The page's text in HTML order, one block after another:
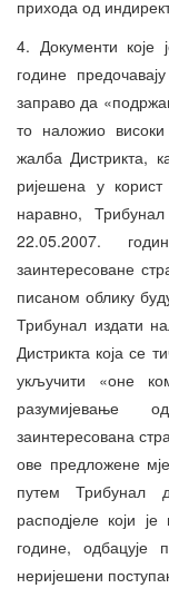
прихода од
4. Документи које
године
заправо да
то наложио
жалба Дистрикта,
ријешена у
наравно,
22.05.2007.
заинтересоване
писаном облику
Трибунал издати
Дистрикта која се
укључити «оне
разумијевање
заинтересована
ове предложене
путем Трибунал
расподјеле који
године, одбацује
неријешени